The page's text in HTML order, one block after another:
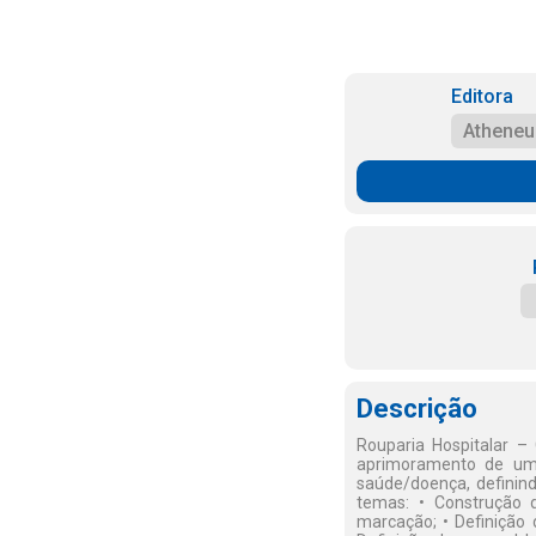
Editora
Atheneu
Descrição
Rouparia Hospitalar
aprimoramento de
saúde/doença,
temas: • Construção
marcação; •